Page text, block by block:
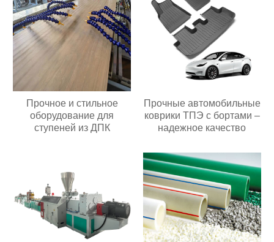
Прочное и стильное
оборудование для
ступеней из ДПК
Прочные автомобильные
коврики ТПЭ с бортами –
надежное качество